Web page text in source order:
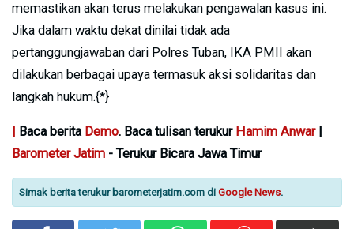
memastikan akan terus melakukan pengawalan kasus ini.
Jika dalam waktu dekat dinilai tidak ada
pertanggungjawaban dari Polres Tuban, IKA PMII akan
dilakukan berbagai upaya termasuk aksi solidaritas dan
langkah hukum.{*}
Baca berita Demo. Baca tulisan terukur Hamim Anwar|
Barometer Jatim - Terukur Bicara Jawa Timur
Simak berita terukur barometerjatim.com di Google News.